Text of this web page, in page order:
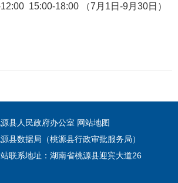
18:00 （7月1日-9月30日）
县人民政府办公室 网站地图
县数据局（桃源县行政审批服务局）
联系地址：湖南省桃源县迎宾大道26